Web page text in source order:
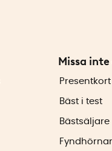
Missa
Presentkort
Bäst i test
Bästsäljare